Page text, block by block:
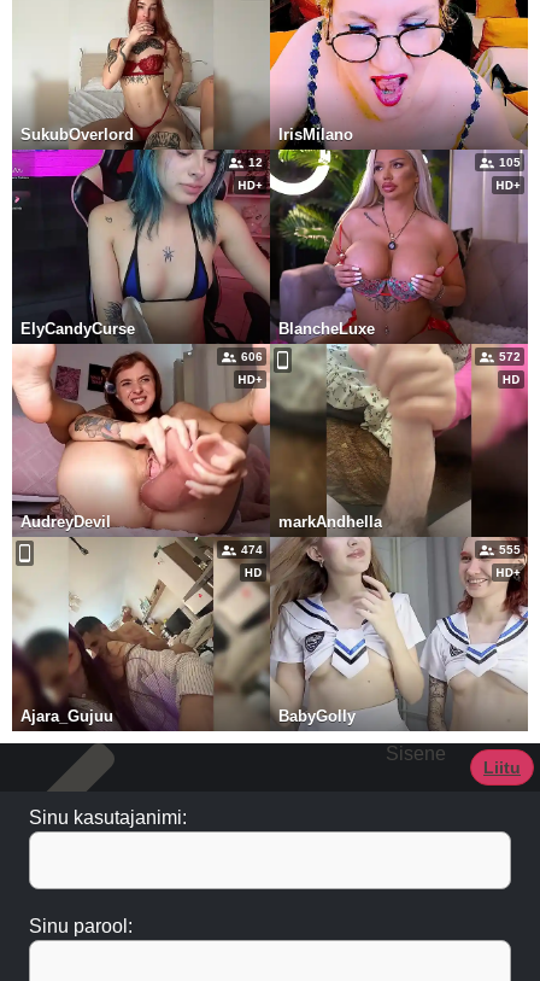
SukubOverlord IrisMilano
12
ElyCandyCurse
105
BlancheLuxe
606
AudreyDevil
572
markAndhella
474
Ajara_Gujuu
555
BabyGolly
Sisene
Liitu
Sinu kasutajanimi:
Sinu parool: